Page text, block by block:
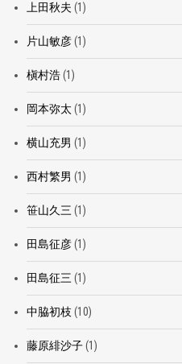
上田秋夫 (1)
片山敏彦(1)
槇村浩(1)
岡本弥太 (1)
横山充男 (1)
西村繁男 (1)
笹山久三 (1)
田島征彦(1)
田島征三 (1)
中脇初枝 (10)
藤原緋沙子(1)